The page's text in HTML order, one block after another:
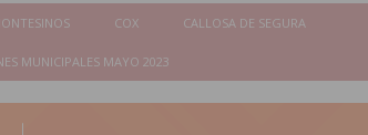
COX CALLOSA DE SEGURA
MUNICIPALES MAYO 2023